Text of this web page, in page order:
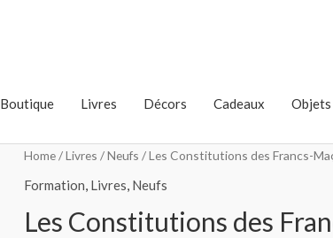
Boutique Livres Décors Cadeaux Objets
Home/Livres /Neufs / Les Constitutions des Francs-
Formation, Livres, Neufs
Les Constitutions des